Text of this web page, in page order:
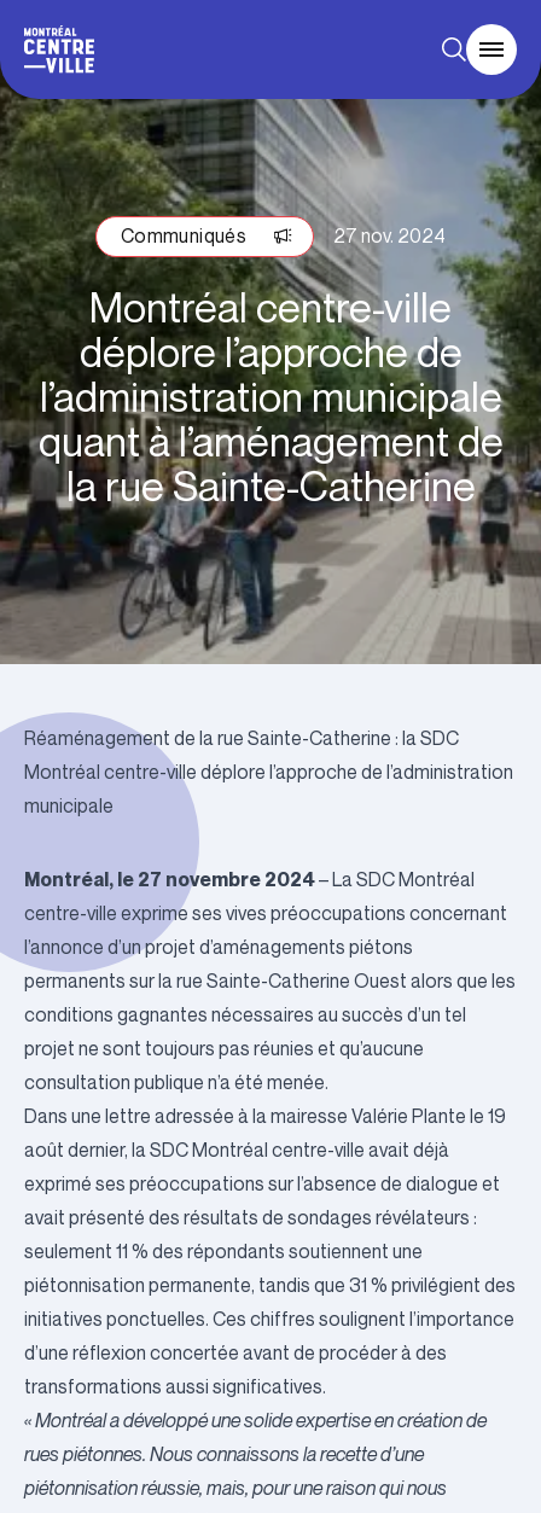
Communiqués 27 nov. 2024
Montréal centre-ville
déplore l’approche de
l’administration municipale
quant à l’aménagement de
la rue Sainte-Catherine
Réaménagement de la rue Sainte-Catherine : la SDC
Montréal centre-ville déplore l’approche de l’administration
municipale
Montréal, le 27 novembre 2024– La SDC Montréal
centre-ville exprime ses vives préoccupations concernant
l’annonce d’un projet d’aménagements piétons
permanents sur la rue Sainte-Catherine Ouest alors que les
conditions gagnantes nécessaires au succès d’un tel
projet ne sont toujours pas réunies et qu’aucune
consultation publique n’a été menée.
Dans une lettre adressée à la mairesse Valérie Plante le 19
août dernier, la SDC Montréal centre-ville avait déjà
exprimé ses préoccupations sur l’absence de dialogue et
avait présenté des résultats de sondages révélateurs :
seulement 11 % des répondants soutiennent une
piétonnisation permanente, tandis que 31 % privilégient des
initiatives ponctuelles. Ces chiffres soulignent l’importance
d’une réflexion concertée avant de procéder à des
transformations aussi significatives.
« Montréal a développé une solide expertise en création de
rues piétonnes. Nous connaissons la recette d’une
piétonnisation réussie, mais, pour une raison qui nous